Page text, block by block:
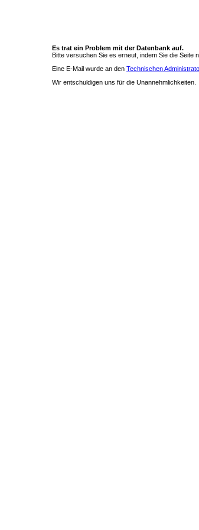
Es trat ein Problem mit der Datenbank auf.
Bitte versuchen Sie es erneut, indem Sie die Seite
Eine E-Mail wurde an den Technischen
Wir entschuldigen uns für die Unannehmlichkeiten.